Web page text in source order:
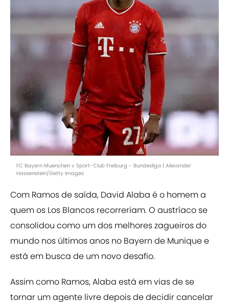
FC Bayern Muenchen v Sport-Club Freiburg - Bundesliga | Alexander
Hassenstein/Getty Images
Com Ramos de saída, David Alaba é o homem a
quem os Los Blancos recorreriam. O austríaco se
consolidou como um dos melhores zagueiros do
mundo nos últimos anos no Bayern de Munique e
está em busca de um novo desafio.
Assim como Ramos, Alaba está em vias de se
tornar um agente livre depois de decidir cancelar